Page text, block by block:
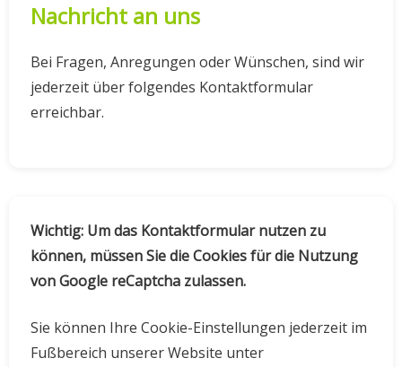
Nachricht an uns
Bei Fragen, Anregungen oder Wünschen, sind wir
jederzeit über folgendes Kontaktformular
erreichbar.
Wichtig: Um das Kontaktformular nutzen zu
können, müssen Sie die Cookies für die Nutzung
von Google reCaptcha zulassen.
Sie können Ihre Cookie-Einstellungen jederzeit im
Fußbereich unserer Website unter